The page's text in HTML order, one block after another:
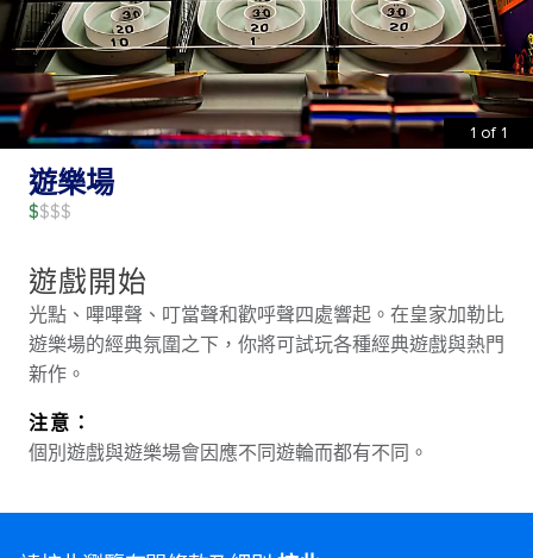
1 of 1
遊樂場
$
遊戲開始
光點、嗶嗶聲、叮當聲和歡呼聲四處響起。在皇家加勒比
遊樂場的經典氛圍之下，你將可試玩各種經典遊戲與熱門
新作。
注意：
個別遊戲與遊樂場會因應不同遊輪而都有不同。